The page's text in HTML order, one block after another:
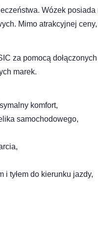
Wózek
Mimo atrakcyjnej
za pomocą
marek.
komfort,
samochodowego,
tyłem do kierunku jazdy,